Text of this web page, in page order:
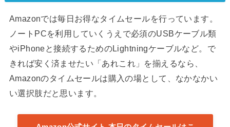
Amazonでは毎日お得なタイムセールを行っています。
ノートPCを利用していくうえで必須のUSBケーブル類
やiPhoneと接続するためのLightningケーブルなど。で
きれば安く済ませたい「あれこれ」を揃えるなら、
Amazonのタイムセールは購入の場として、なかなかい
い選択肢だと思います。